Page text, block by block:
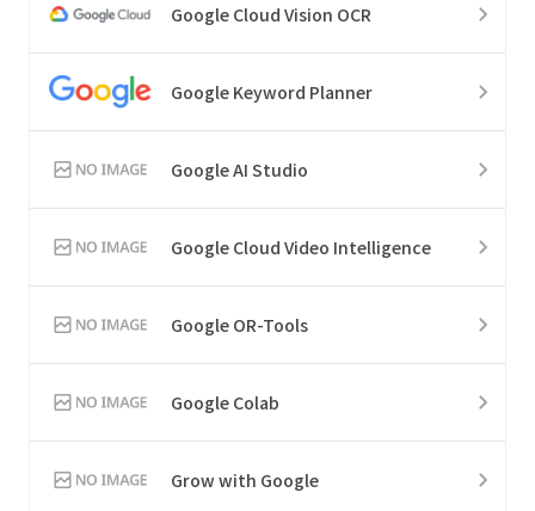
Google Cloud Vision OCR
Google Keyword Planner
Google AI Studio
Google Cloud Video Intelligence
Google OR-Tools
Google Colab
Grow with Google